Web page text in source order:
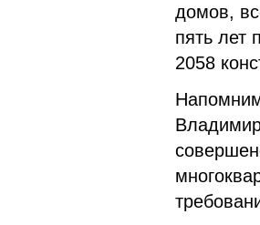
домов,
пять лет
2058